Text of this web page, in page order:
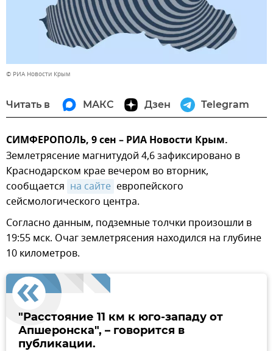
© РИА Новости Крым
Читать в МАКС Дзен Telegram
СИМФЕРОПОЛЬ, 9 сен – РИА Новости Крым.
Землетрясение магнитудой 4,6 зафиксировано в
Краснодарском крае вечером во вторник,
сообщается на сайте европейского
сейсмологического центра.
Согласно данным, подземные толчки произошли в
19:55 мск. Очаг землетрясения находился на глубине
10 километров.
"Расстояние 11 км к юго-западу от
Апшеронска", – говорится в
публикации.